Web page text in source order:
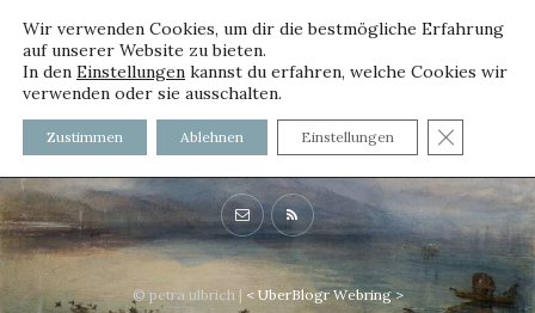
voller worte - mit und ohne
Innenfutter
© petra ulbrich | < UberBlogr Webring >
Wir verwenden Cookies, um dir die bestmögliche Erfahrung
auf unserer Website zu bieten.
In den Einstellungen kannst du erfahren, welche Cookies wir
verwenden oder sie ausschalten.
Zustimmen Ablehnen Einstellungen GDPR